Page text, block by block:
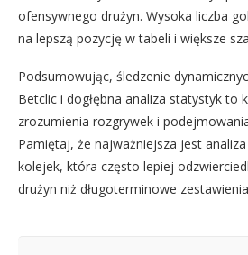
ofensywnego drużyn. Wysoka liczba
na lepszą pozycję w tabeli i większe
Podsumowując, śledzenie
Betclic i dogłębna analiza statystyk to
zrozumienia rozgrywek i
Pamiętaj, że najważniejsza jest
kolejek, która często lepiej
drużyn niż długoterminowe